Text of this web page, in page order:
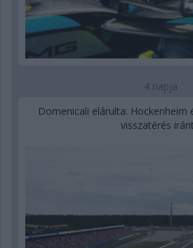
4 napja
Domenicali elárulta: Hockenheim
visszatérés iránt